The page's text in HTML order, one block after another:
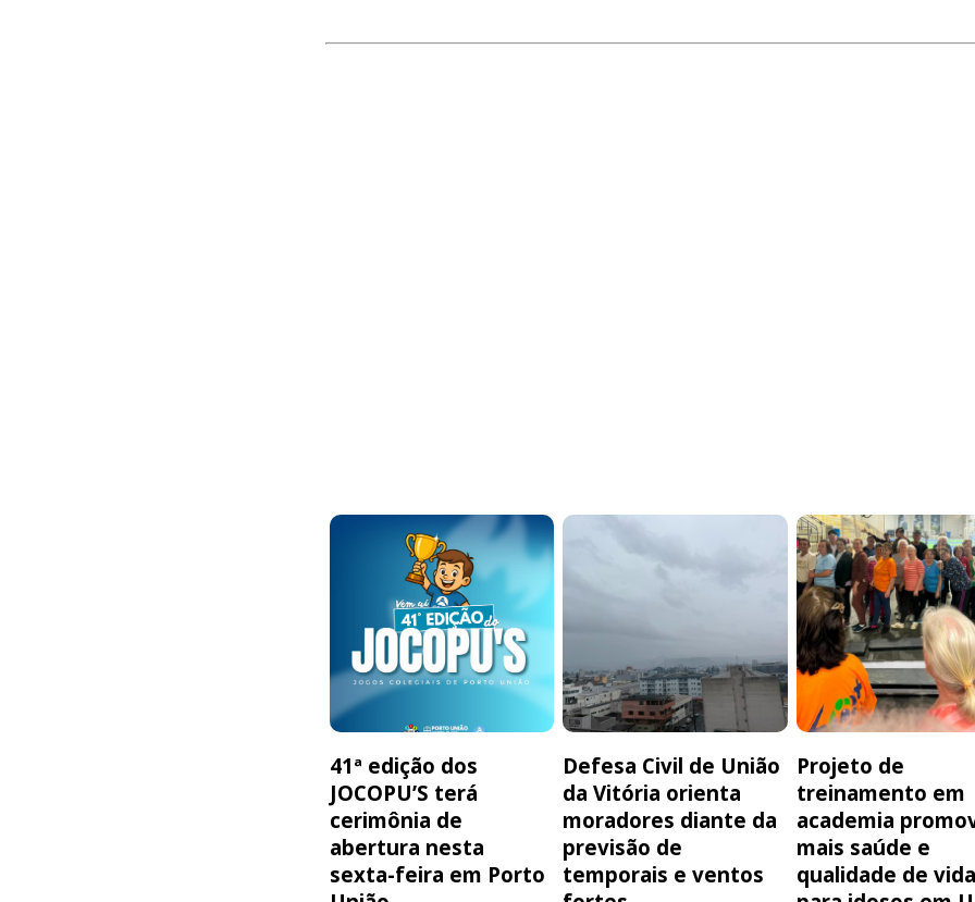
41ª edição dos
JOCOPU’S terá
cerimônia de
abertura nesta
sexta-feira em Porto
Defesa Civil de União
da Vitória orienta
moradores diante da
previsão de
temporais e ventos
Projeto de
treinamento em
academia
mais saúde e
qualidade de